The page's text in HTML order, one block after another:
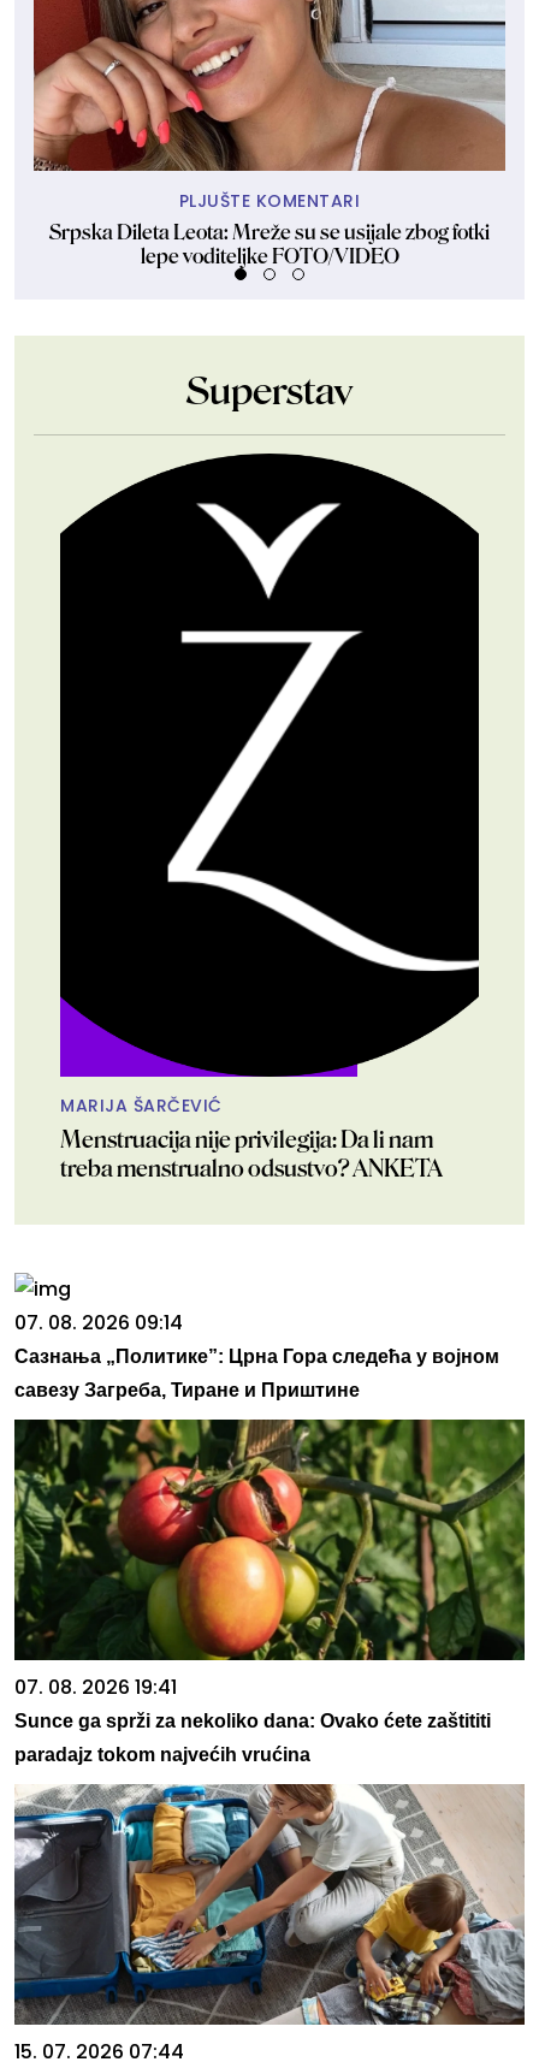
PLJUŠTE KOMENTARI
Srpska Dileta Leota: Mreže su se usijale zbog fotki
lepe voditeljke FOTO/VIDEO
Superstav
MARIJA ŠARČEVIĆ
Menstruacija nije privilegija: Da li nam
treba menstrualno odsustvo? ANKETA
07. 08. 2026 09:14
Сазнања „Политике”: Црна Гора следећа у војном
савезу Загреба, Тиране и Приштине
07. 08. 2026 19:41
Sunce ga sprži za nekoliko dana: Ovako ćete zaštititi
paradajz tokom najvećih vrućina
15. 07. 2026 07:44